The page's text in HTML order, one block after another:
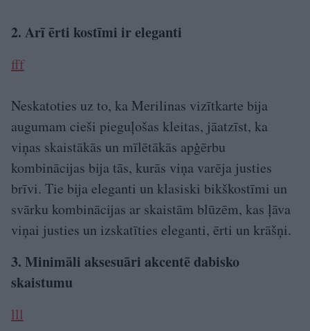
2. Arī ērti kostīmi ir eleganti
fff
Neskatoties uz to, ka Merilinas vizītkarte bija
augumam cieši pieguļošas kleitas, jāatzīst, ka
viņas skaistākās un mīlētākās apģērbu
kombinācijas bija tās, kurās viņa varēja justies
brīvi. Tie bija eleganti un klasiski bikškostīmi un
svārku kombinācijas ar skaistām blūzēm, kas ļāva
viņai justies un izskatīties eleganti, ērti un krāšņi.
3. Minimāli aksesuāri akcentē dabisko
skaistumu
lll